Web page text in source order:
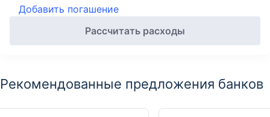
Добавить погашение
Рассчитать расходы
Рекомендованные предложения банков